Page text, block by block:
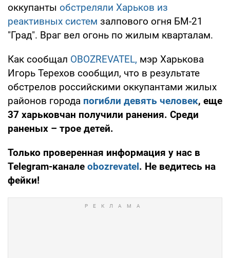
оккупанты обстреляли Харьков из
реактивных систем залпового огня БМ-21
"Град". Враг вел огонь по жилым кварталам.
Как сообщал OBOZREVATEL, мэр Харькова
Игорь Терехов сообщил, что в результате
обстрелов российскими оккупантами жилых
районов города погибли девять человек, еще
37 харьковчан получили ранения. Среди
раненых – трое детей.
Только проверенная информация у нас в
Telegram-канале obozrevatel. Не ведитесь на
фейки!